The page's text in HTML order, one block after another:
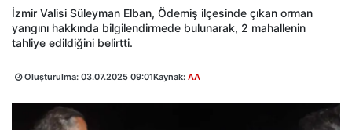
İzmir Valisi Süleyman Elban, Ödemiş ilçesinde çıkan orman
yangını hakkında bilgilendirmede bulunarak, 2 mahallenin
tahliye edildiğini belirtti.
Oluşturulma: 03.07.2025 09:01Kaynak: AA